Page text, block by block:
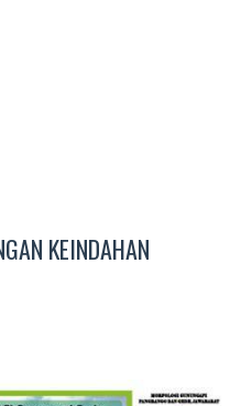
KEINDAHAN